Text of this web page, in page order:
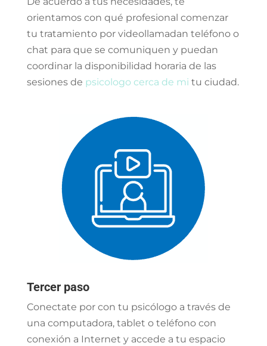
orientamos con qué profesional comenzar
tu tratamiento por videollamadan teléfono o
chat para que se comuniquen y puedan
coordinar la disponibilidad horaria de las
sesiones de psicologo cerca de mi tu ciudad.
Tercer paso
Conectate por con tu psicólogo a través de
una computadora, tablet o teléfono con
conexión a Internet y accede a tu espacio